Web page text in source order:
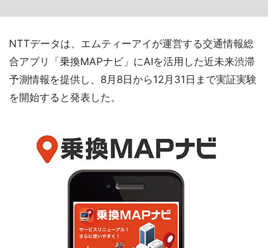
NTTデータは、エムティーアイが運営する交通情報総
合アプリ「乗換MAPナビ」にAIを活用した近未来渋滞
予測情報を提供し、8月8日から12月31日まで実証実験
を開始すると発表した。